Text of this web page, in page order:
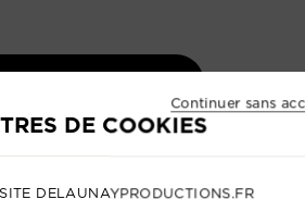
DE COOKIES
Continuer sans
DELAUNAYPRODUCTIONS.FR